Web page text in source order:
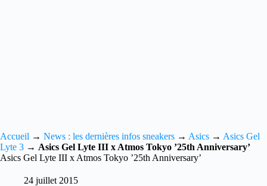
Accueil → News : les dernières infos sneakers → Asics → Asics Gel
Lyte 3 → Asics Gel Lyte III x Atmos Tokyo ’25th Anniversary’
Asics Gel Lyte III x Atmos Tokyo ’25th Anniversary’
24 juillet 2015